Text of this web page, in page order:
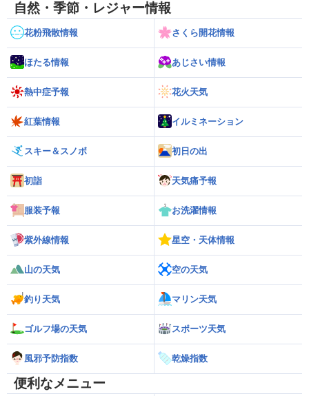
自然・季節・レジャー情報
花粉飛散情報 さくら開花情報
ほたる情報 あじさい情報
熱中症予報 花火天気
紅葉情報 イルミネーション
スキー＆スノボ 初日の出
初詣 天気痛予報
服装予報 お洗濯情報
紫外線情報 星空・天体情報
山の天気 空の天気
釣り天気 マリン天気
ゴルフ場の天気 スポーツ天気
風邪予防指数 乾燥指数
便利なメニュー